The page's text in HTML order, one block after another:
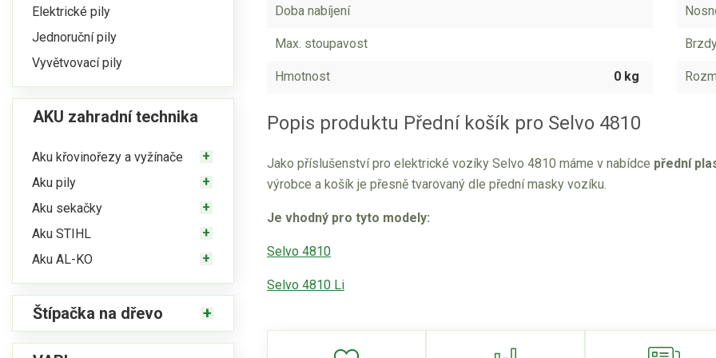
Elektrické pily
Jednoruční pily
Vyvětvovací pily
AKU zahradní technika
Aku křovinořezy a vyžínače
Aku pily
Aku sekačky
Aku STIHL
Aku AL-KO
Štípačka na dřevo
Doba nabíjení
Max. stoupavost
Hmotnost 0 kg
Popis produktu Přední košík pro Selvo 4810
Jako příslušenství pro elektrické vozíky Selvo 4810 máme v nabídce přední
výrobce a košík je přesně tvarovaný dle přední masky vozíku.
Je vhodný pro tyto modely:
Selvo 4810
Selvo 4810 Li